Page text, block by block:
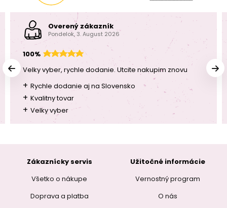
Overený zákazník
Pondelok, 3. August 2026
100%
Velky vyber, rychle dodanie. Utcite nakupim znovu
+ Rychle dodanie aj na Slovensko
+ Kvalitny tovar
+ Velky vyber
Zákaznícky servis
Všetko o nákupe
Doprava a platba
Užitočné informácie
Vernostný program
O nás